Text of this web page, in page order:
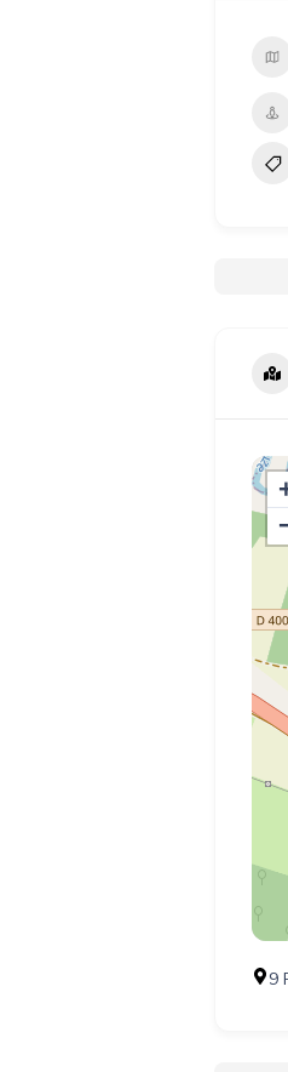
9